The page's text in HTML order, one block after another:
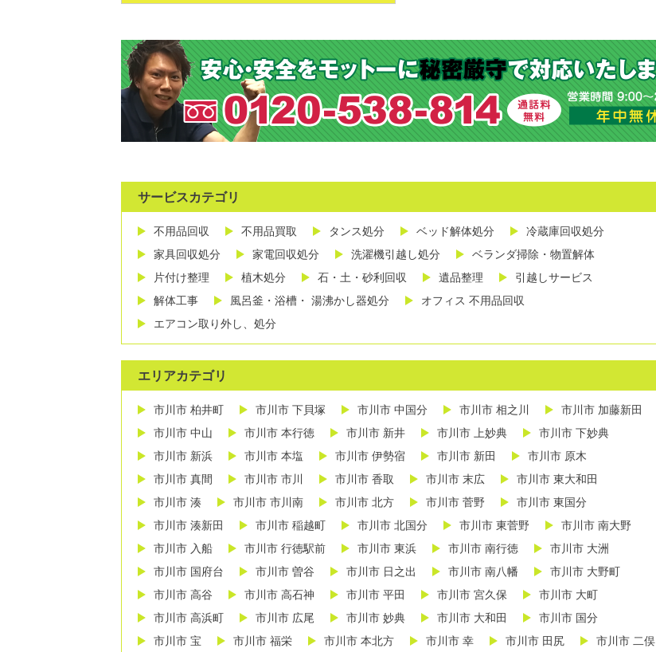
サービスカテゴリ
不用品回収 不用品買取 タンス処分 ベッド解体処分
冷蔵庫回収処分
家具回収処分
家電回収処分 洗濯機引越し処分
ベランダ掃除・物置解体
片付け整理
植木処分 石・土・砂利回収 遺品整理
引越しサービス
解体工事
風呂釜・浴槽・ 湯沸かし器処分
オフィス 不用品回収
エアコン取り外し、処分
エリアカテゴリ
市川市 柏井町 市川市 下貝塚 市川市 中国分 市川市 相之川
市川市 加藤新田
市川市 中山
市川市 本行徳 市川市 新井 市川市 上妙典
市川市 下妙典
市川市 新浜
市川市 本塩 市川市 伊勢宿 市川市 新田
市川市 原木
市川市 真間
市川市 市川 市川市 香取 市川市 末広
市川市 東大和田
市川市 湊
市川市 市川南 市川市 北方 市川市 菅野
市川市 東国分
市川市 湊新田
市川市 稲越町 市川市 北国分 市川市 東菅野
市川市 南大野
市川市 入船
市川市 行徳駅前 市川市 東浜 市川市 南行徳
市川市 大洲
市川市 国府台
市川市 曽谷 市川市 日之出 市川市 南八幡
市川市 大野町
市川市 高谷
市川市 高石神 市川市 平田 市川市 宮久保
市川市 大町
市川市 高浜町
市川市 広尾 市川市 妙典 市川市 大和田
市川市 国分
市川市 宝
市川市 福栄 市川市 本北方 市川市 幸 市川市 田尻
市川市 二俣